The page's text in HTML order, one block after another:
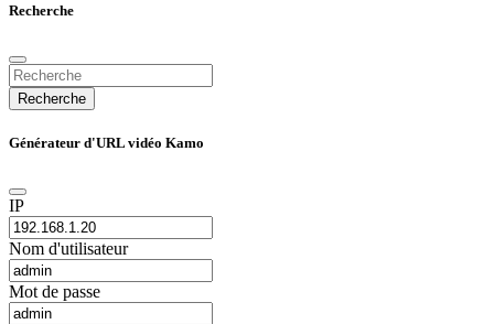
Recherche
Recherche
Générateur d'URL vidéo Kamo
IP
Nom d'utilisateur
Mot de passe